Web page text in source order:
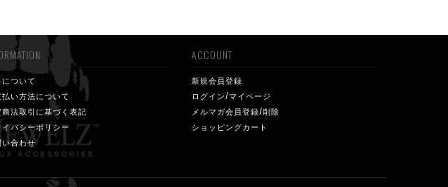
ついて
払い方法について
商法取引に基づく表記
バシーポリシー
合わせ
ACCOUNT
新規会員登録
ログイン/マイページ
メルマガ会員登録/削除
ショッピングカート